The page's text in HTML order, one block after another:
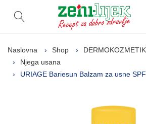
Otvori pretragu
Naslovna Shop
Njega usana
URIAGE Bariesun Balzam za usne